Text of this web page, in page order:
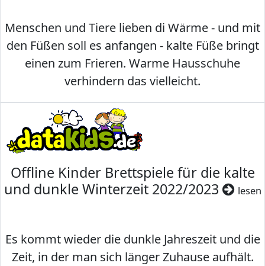
Menschen und Tiere lieben di Wärme - und mit
den Füßen soll es anfangen - kalte Füße bringt
einen zum Frieren. Warme Hausschuhe
verhindern das vielleicht.
Offline Kinder Brettspiele für die kalte
und dunkle Winterzeit 2022/2023
lesen
Es kommt wieder die dunkle Jahreszeit und die
Zeit, in der man sich länger Zuhause aufhält.